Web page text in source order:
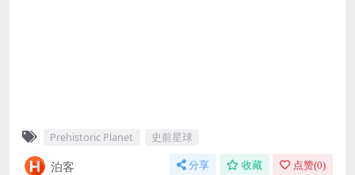
Prehistoric Planet 史前星球
泊客 分享 收藏 点赞(0)